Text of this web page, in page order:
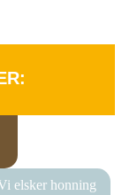
elsker honning